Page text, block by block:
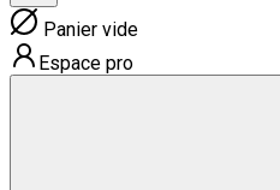
Panier vide
Espace pro